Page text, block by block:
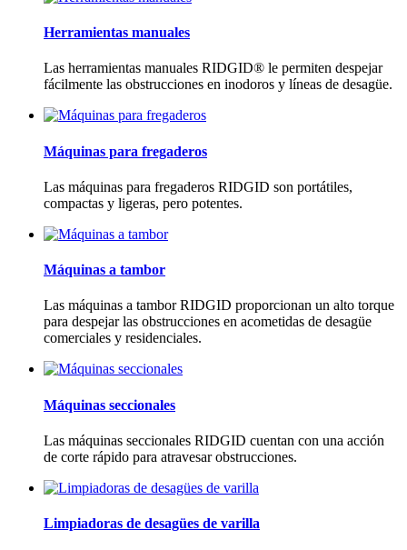
Herramientas manuales
Las herramientas manuales RIDGID® le permiten despejar
fácilmente las obstrucciones en inodoros y líneas de desagüe.
Máquinas para fregaderos
Las máquinas para fregaderos RIDGID son portátiles,
compactas y ligeras, pero potentes.
Máquinas a tambor
Las máquinas a tambor RIDGID proporcionan un alto torque
para despejar las obstrucciones en acometidas de desagüe
comerciales y residenciales.
Máquinas seccionales
Las máquinas seccionales RIDGID cuentan con una acción
de corte rápido para atravesar obstrucciones.
Limpiadoras de desagües de varilla